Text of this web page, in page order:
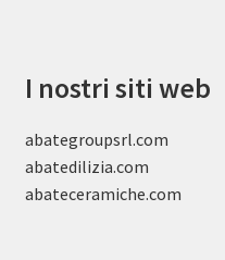
I nostri siti web
abategroupsrl.com
abatedilizia.com
abateceramiche.com